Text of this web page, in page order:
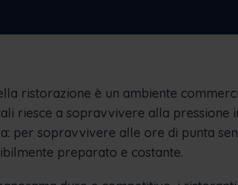
ristorazione è un ambiente
riesce a sopravvivere alla pressione
per sopravvivere alle ore di punta
preparato e costante.